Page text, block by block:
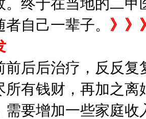
。终于在当地的二
自己一辈子。 》》
后治疗，反反复
所有钱财，再加之
需要增加一些家庭